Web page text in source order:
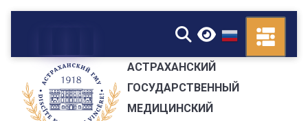
▼
АСТРАХАНСКИЙ
ГОСУДАРСТВЕННЫЙ
МЕДИЦИНСКИЙ